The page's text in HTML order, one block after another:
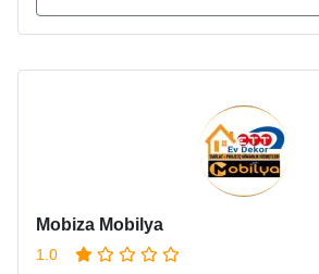
Mobiza Mobilya
1.0